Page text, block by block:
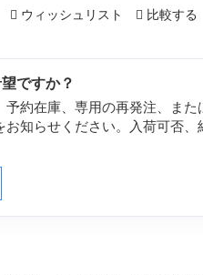
ウィッシュリスト 比較する
ですか？
予約在庫、専用の再発注、ま
お知らせください。入荷可否、